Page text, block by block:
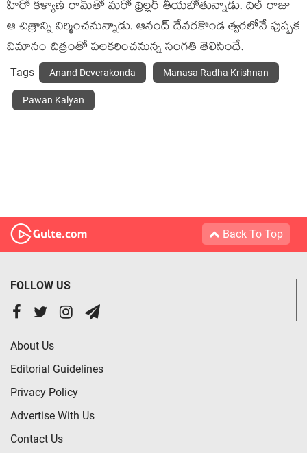
హీరో క‌ళ్యాణ్ రామ్‌తో మ‌రో థ్రిల్ల‌ర్ తీయ‌బోతున్నాడు. దిల్ రాజు
ఆ చిత్రాన్ని నిర్మించ‌నున్నాడు. ఆనంద్ దేవ‌ర‌కొండ త్వ‌ర‌లోనే పుష్ప‌క
విమానం చిత్రంతో ప‌ల‌క‌రించ‌నున్న సంగ‌తి తెలిసిందే.
Tags Anand Deverakonda Manasa Radha Krishnan
Pawan Kalyan
Back To Top
FOLLOW US
About Us
Editorial Guidelines
Privacy Policy
Advertise With Us
Contact Us